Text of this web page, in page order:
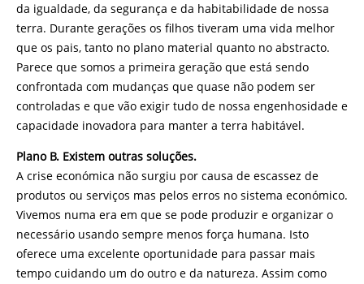
da igualdade, da segurança e da habitabilidade de nossa
terra. Durante gerações os filhos tiveram uma vida melhor
que os pais, tanto no plano material quanto no abstracto.
Parece que somos a primeira geração que está sendo
confrontada com mudanças que quase não podem ser
controladas e que vão exigir tudo de nossa engenhosidade e
capacidade inovadora para manter a terra habitável.
Plano B. Existem outras soluções.
A crise económica não surgiu por causa de escassez de
produtos ou serviços mas pelos erros no sistema económico.
Vivemos numa era em que se pode produzir e organizar o
necessário usando sempre menos força humana. Isto
oferece uma excelente oportunidade para passar mais
tempo cuidando um do outro e da natureza. Assim como